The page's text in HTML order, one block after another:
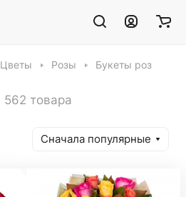
Цветы Розы Букеты роз
562 товара
Сначала популярные